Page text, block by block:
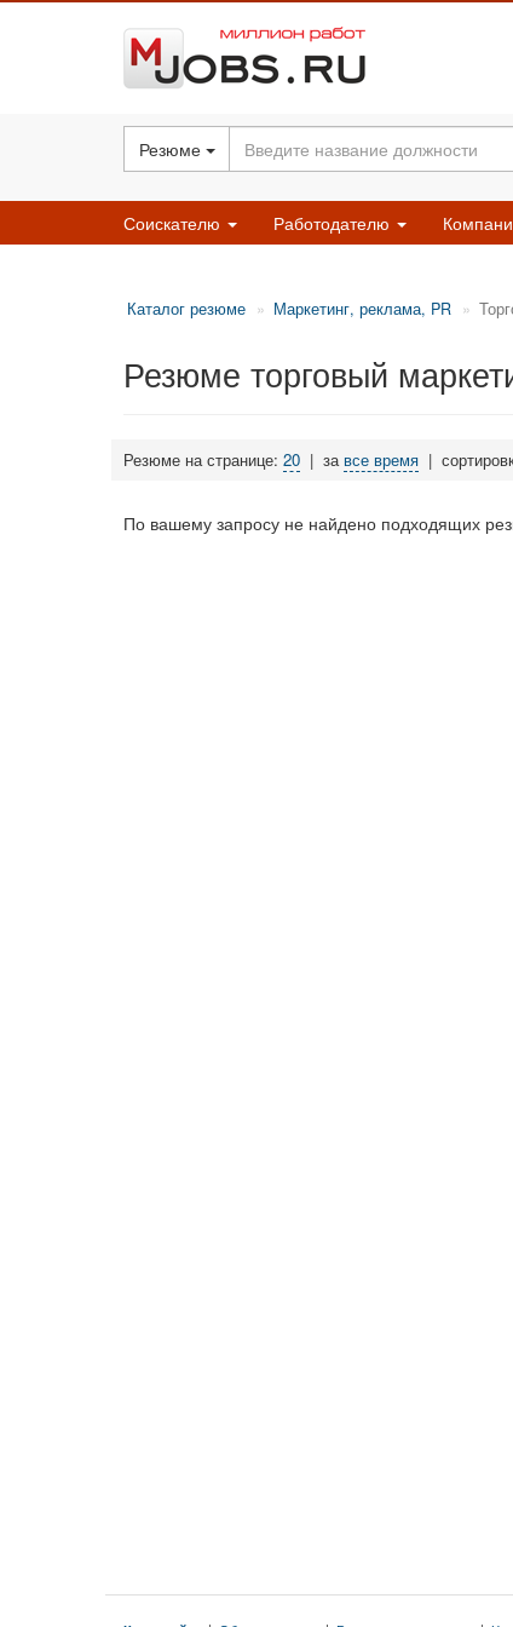
Резюме
Соискателю Работодателю
Каталог резюме Маркетинг, реклама, PR
Резюме торговый
Резюме на странице: 20 | за все время |
По вашему запросу не найдено подходящих